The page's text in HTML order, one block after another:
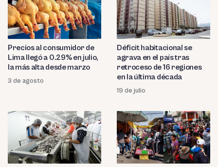
Precios al consumidor de
Lima llegó a 0.29% en julio,
la más alta desde marzo
3 de agosto
Déficit habitacional se
agrava en el país tras
retroceso de 16 regiones
en la última década
19 de julio